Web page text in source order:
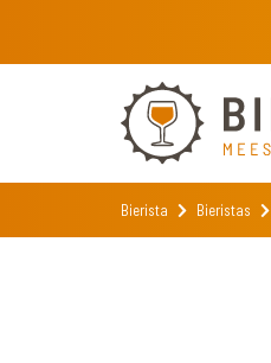
Bierista Bieristas